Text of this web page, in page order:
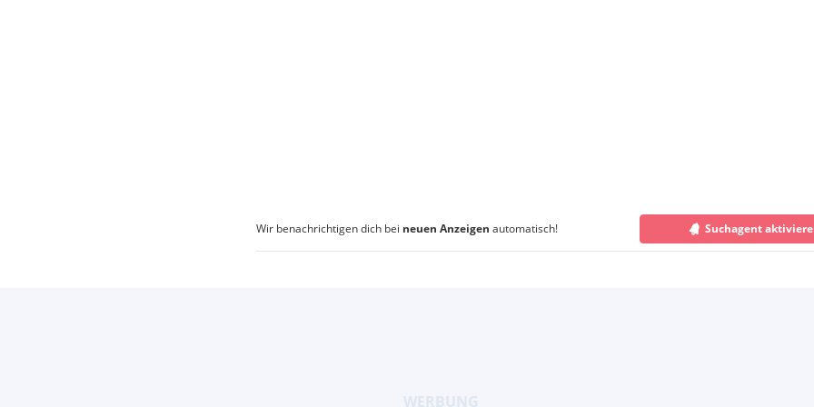
Wir benachrichtigen dich bei neuen Anzeigen automatisch! Suchagent